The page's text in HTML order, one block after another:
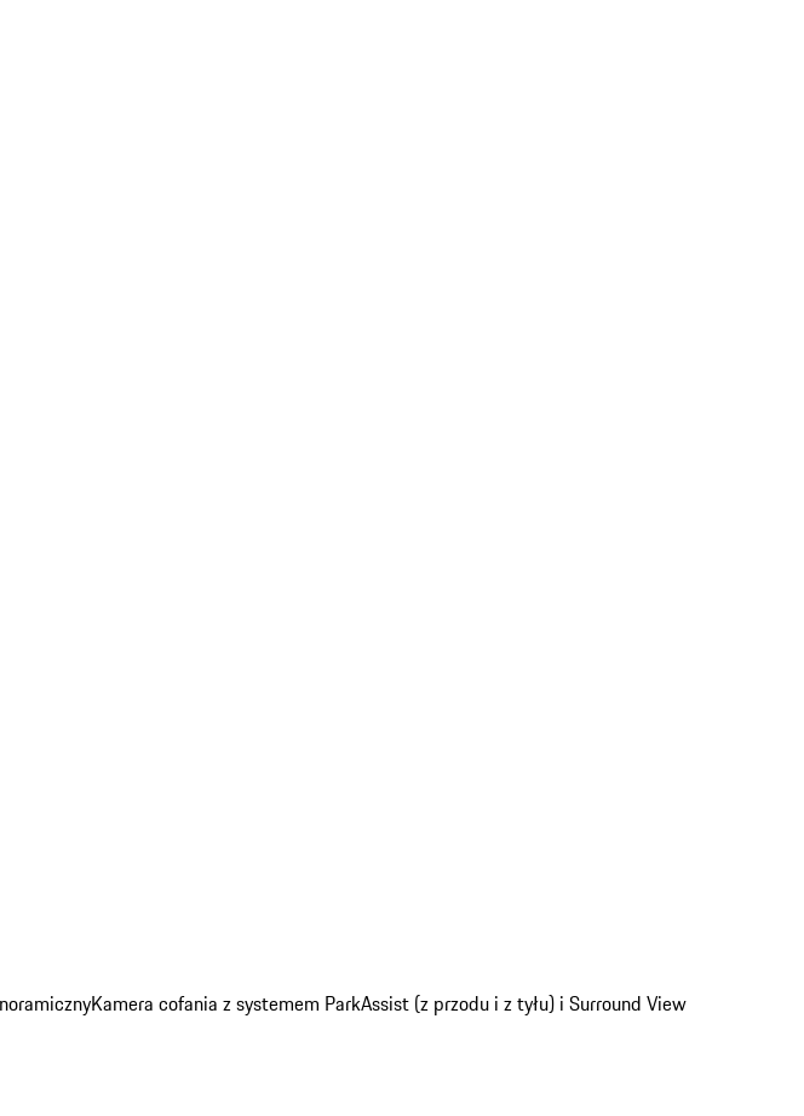
Kamera cofania z systemem ParkAssist (z przodu i z tyłu) i Surround View